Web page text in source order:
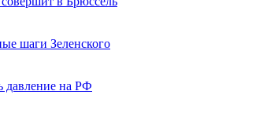
шаги Зеленского
давление на РФ